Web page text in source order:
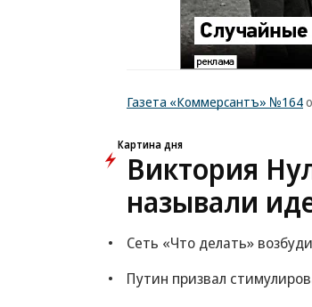
Газета «Коммерсантъ» №164
Картина дня
Виктория
называли
Сеть «Что делать»
Путин призвал